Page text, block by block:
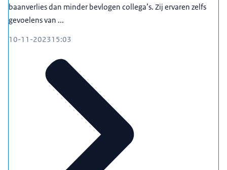
baanverlies dan minder bevlogen collega’s. Zij ervaren zelfs
gevoelens van ...
10-11-202315:03